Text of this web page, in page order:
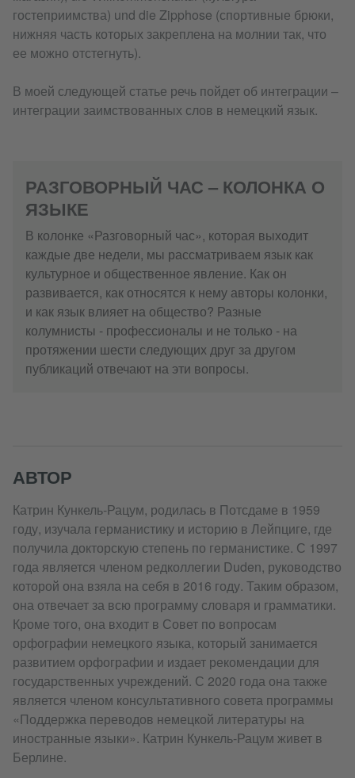
гостеприимства) und die Zipphose (спортивные брюки,
нижняя часть которых закреплена на молнии так, что
ее можно отстегнуть).
В моей следующей статье речь пойдет об интеграции –
интеграции заимствованных слов в немецкий язык.
РАЗГОВОРНЫЙ ЧАС – КОЛОНКА О
ЯЗЫКЕ
В колонке «Разговорный час», которая выходит
каждые две недели, мы рассматриваем язык как
культурное и общественное явление. Как он
развивается, как относятся к нему авторы колонки,
и как язык влияет на общество? Разные
колумнисты - профессионалы и не только - на
протяжении шести следующих друг за другом
публикаций отвечают на эти вопросы.
АВТОР
Катрин Кункель-Рацум, родилась в Потсдаме в 1959
году, изучала германистику и историю в Лейпциге, где
получила докторскую степень по германистике. С 1997
года является членом редколлегии Duden, руководство
которой она взяла на себя в 2016 году. Таким образом,
она отвечает за всю программу словаря и грамматики.
Кроме того, она входит в Совет по вопросам
орфографии немецкого языка, который занимается
развитием орфографии и издает рекомендации для
государственных учреждений. С 2020 года она также
является членом консультативного совета программы
«Поддержка переводов немецкой литературы на
иностранные языки». Катрин Кункель-Рацум живет в
Берлине.